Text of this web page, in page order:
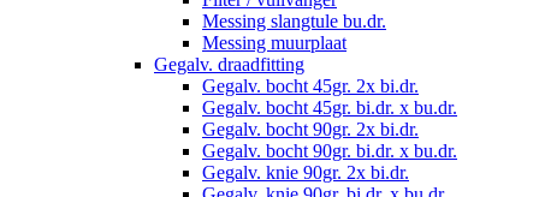
Messing slangtule bu.dr.
Messing muurplaat
Gegalv. draadfitting
Gegalv. bocht 45gr. 2x bi.dr.
Gegalv. bocht 45gr. bi.dr. x bu.dr.
Gegalv. bocht 90gr. 2x bi.dr.
Gegalv. bocht 90gr. bi.dr. x bu.dr.
Gegalv. knie 90gr. 2x bi.dr.